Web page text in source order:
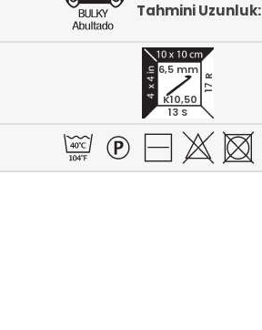
Tahmini Uzunluk:
13 S
17 R
6,5 mm
K10,50